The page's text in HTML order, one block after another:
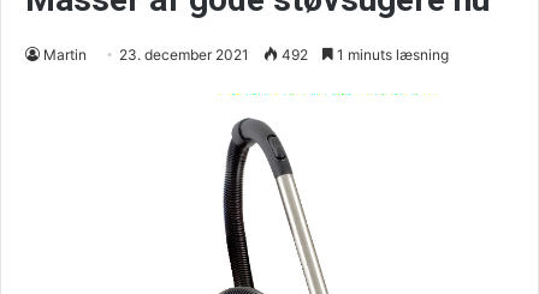
Martin 23. december 2021 492 1 minuts læsning